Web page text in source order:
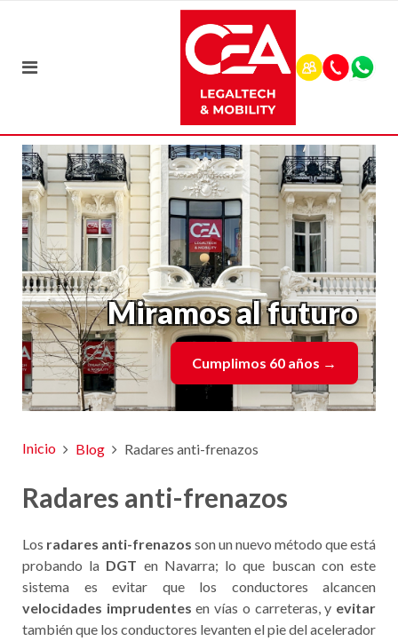
Miramos al futuro
Cumplimos 60 años →
Inicio Blog Radares anti-frenazos
Radares anti-frenazos
Los radares anti-frenazos son un nuevo método que está
probando la DGT en Navarra; lo que buscan con este
sistema es evitar que los conductores alcancen
velocidades imprudentes en vías o carreteras, y evitar
también que los conductores levanten el pie del acelerador